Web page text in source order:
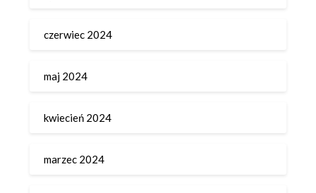
czerwiec 2024
maj 2024
kwiecień 2024
marzec 2024